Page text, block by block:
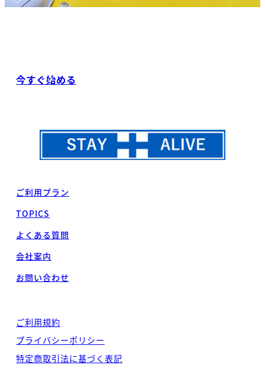
今すぐ始める
ご利用プラン
TOPICS
よくある質問
会社案内
お問い合わせ
ご利用規約
プライバシーポリシー
特定商取引法に基づく表記